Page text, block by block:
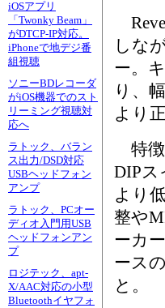
iOSアプリ
「Twonky Beam」
がDTCP-IP対応。
iPhoneで地デジ番
組視聴
ソニーBDレコーダ
がiOS機器でのスト
リーミング視聴対
応へ
ラトック、バラン
ス出力/DSD対応
USBヘッドフォン
アンプ
ラトック、PCオー
ディオ入門用USB
ヘッドフォンアン
プ
ロジテック、apt-
X/AAC対応の小型
Bluetoothイヤフォ
しな
ー。
り、
より
特徴
DIPス
より
整や
ーカ
ース
と。